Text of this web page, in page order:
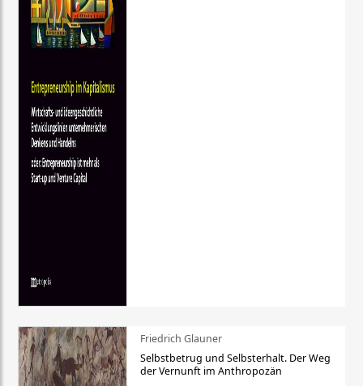
Friedrich Glauner
Selbstbetrug und Selbsterhalt. Der Weg
der Vernunft im Anthropozän